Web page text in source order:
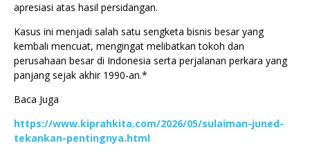
apresiasi atas hasil persidangan.
Kasus ini menjadi salah satu sengketa bisnis besar yang
kembali mencuat, mengingat melibatkan tokoh dan
perusahaan besar di Indonesia serta perjalanan perkara yang
panjang sejak akhir 1990-an.*
Baca Juga
https://www.kiprahkita.com/2026/05/sulaiman-juned-
tekankan-pentingnya.html